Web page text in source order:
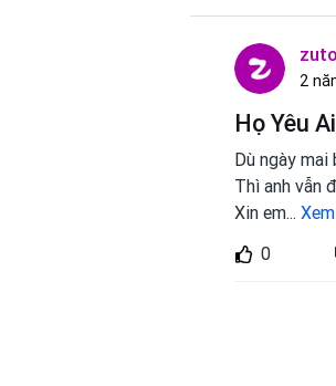
zuto
2
Họ Yêu
Dù ngày
Thì anh vẫn
Xin em...
0